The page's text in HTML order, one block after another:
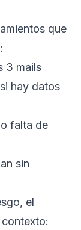
que
3 mails
hay datos
falta de
sin
el